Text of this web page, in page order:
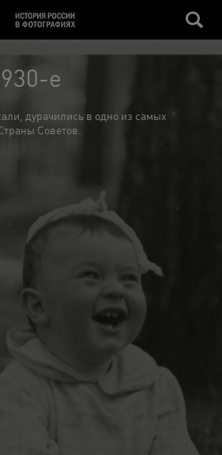
е
дурачились в одно из самых
Советов.